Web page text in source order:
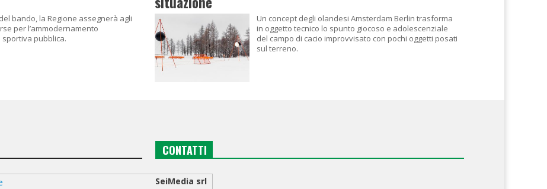
bando, la Regione assegnerà agli
per l’ammodernamento
sportiva pubblica.
Un concept degli olandesi Amsterdam Berlin trasforma
in oggetto tecnico lo spunto giocoso e adolescenziale
del campo di cacio improvvisato con pochi oggetti posati
sul terreno.
CONTATTI
SeiMedia srl